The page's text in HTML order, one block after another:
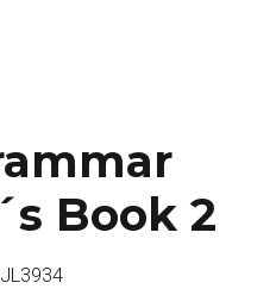
Book 2
JL3934